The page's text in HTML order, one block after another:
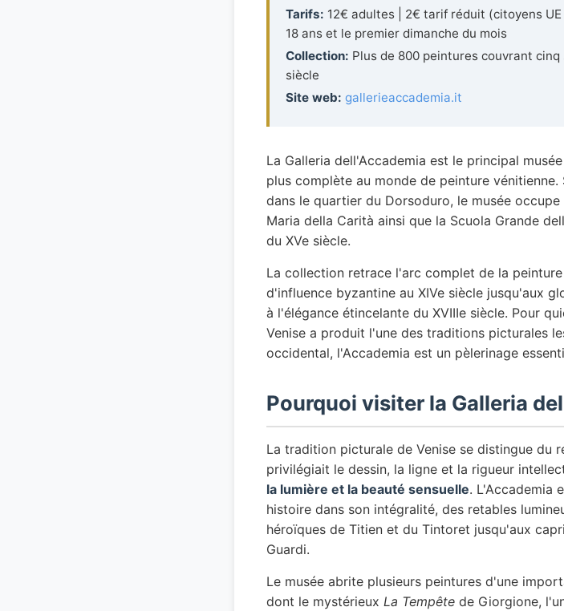
Tarifs: 12€ adultes | 2€ tarif réduit (citoyens
18 ans et le premier dimanche du mois
Collection: Plus de 800 peintures couvrant
siècle
Site web: gallerieaccademia.it
La Galleria dell'Accademia est le principal
plus complète au monde de peinture
dans le quartier du Dorsoduro, le musée
Maria della Carità ainsi que la Scuola Grande
du XVe siècle.
La collection retrace l'arc complet de la
d'influence byzantine au XIVe siècle jusqu'aux
à l'élégance étincelante du XVIIIe siècle. Pour
Venise a produit l'une des traditions picturales
occidental, l'Accademia est un pèlerinage
Pourquoi visiter la Galleria
La tradition picturale de Venise se distingue du
privilégiait le dessin, la ligne et la rigueur
la lumière et la beauté sensuelle. L'Accademia
histoire dans son intégralité, des retables
héroïques de Titien et du Tintoret jusqu'aux
Guardi.
Le musée abrite plusieurs peintures d'une
dont le mystérieux La Tempête de Giorgione,